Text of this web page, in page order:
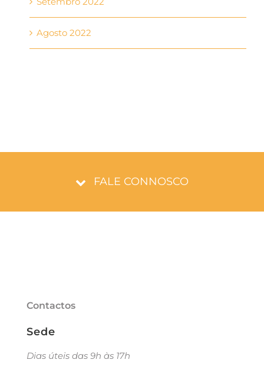
Agosto 2022
FALE CONNOSCO
Contactos
Sede
Dias úteis das 9h às 17h